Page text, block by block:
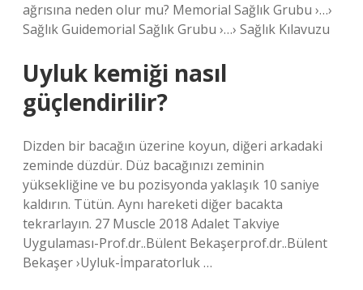
ağrısına neden olur mu? Memorial Sağlık Grubu ›…›
Sağlık Guidemorial Sağlık Grubu ›…› Sağlık Kılavuzu
Uyluk kemiği nasıl
güçlendirilir?
Dizden bir bacağın üzerine koyun, diğeri arkadaki
zeminde düzdür. Düz bacağınızı zeminin
yüksekliğine ve bu pozisyonda yaklaşık 10 saniye
kaldırın. Tütün. Aynı hareketi diğer bacakta
tekrarlayın. 27 Muscle 2018 Adalet Takviye
Uygulaması-Prof.dr..Bülent Bekaşerprof.dr..Bülent
Bekaşer ›Uyluk-İmparatorluk …